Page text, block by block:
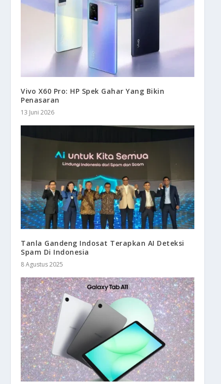
Vivo X60 Pro: HP Spek Gahar Yang Bikin
Penasaran
13 Juni 2026
Tanla Gandeng Indosat Terapkan AI Deteksi
Spam Di Indonesia
8 Agustus 2025